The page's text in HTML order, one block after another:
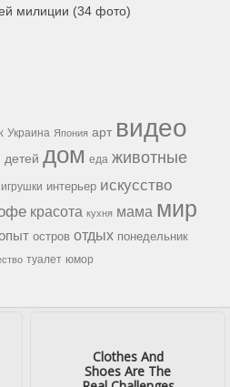
милиции (34 фото)
Украина Япония арт видео
детей дом еда животные
игрушки интерьер искусство
красота кухня мама мир
остров отдых понедельник
туалет юмор